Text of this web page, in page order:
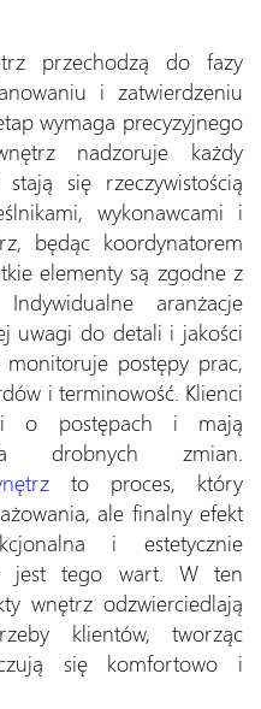
przechodzą do fazy
i zatwierdzeniu
wymaga precyzyjnego
nadzoruje każdy
się rzeczywistością
wykonawcami i
będąc koordynatorem
elementy są zgodne z
aranżacje
uwagi do detali i jakości
postępy prac,
i terminowość. Klienci
o postępach i mają
drobnych zmian.
to proces, który
ale finalny efekt
i estetycznie
jest tego wart. W ten
wnętrz odzwierciedlają
klientów, tworząc
się komfortowo i